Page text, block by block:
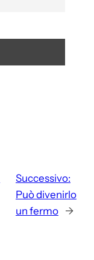
Successivo:
Può divenirlo
un fermo
→